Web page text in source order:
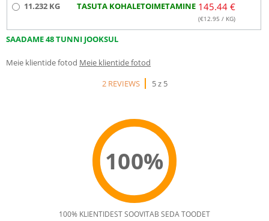
11.232 KG TASUTA KOHALETOIMETAMINE 145.44 €
(€12.95 / KG)
SAADAME 48 TUNNI JOOKSUL
Meie klientide fotod Meie klientide fotod
2 REVIEWS
5 z 5
100%
100% KLIENTIDEST SOOVITAB SEDA TOODET